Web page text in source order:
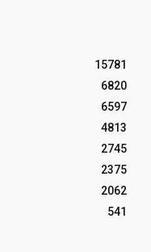
15781
6820
6597
4813
2745
2375
2062
541